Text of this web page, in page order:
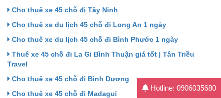
Hotline: 0906035680
Cho thuê xe 45 chỗ đi Tây Ninh
Cho thuê xe du lịch 45 chỗ đi Long An 1 ngày
Cho thuê xe du lịch 45 chỗ đi Bình Phước 1 ngày
Thuê xe 45 chỗ đi La Gi Bình Thuận giá tốt | Tân Triều
Travel
Cho thuê xe 45 chỗ đi Bình Dương
Cho thuê xe 45 chỗ đi Madagui